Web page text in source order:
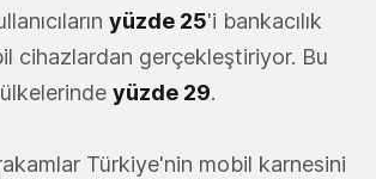
yüzde 25'i bankacılık
cihazlardan gerçekleştiriyor. Bu
yüzde 29.
rakamlar Türkiye'nin mobil karnesini